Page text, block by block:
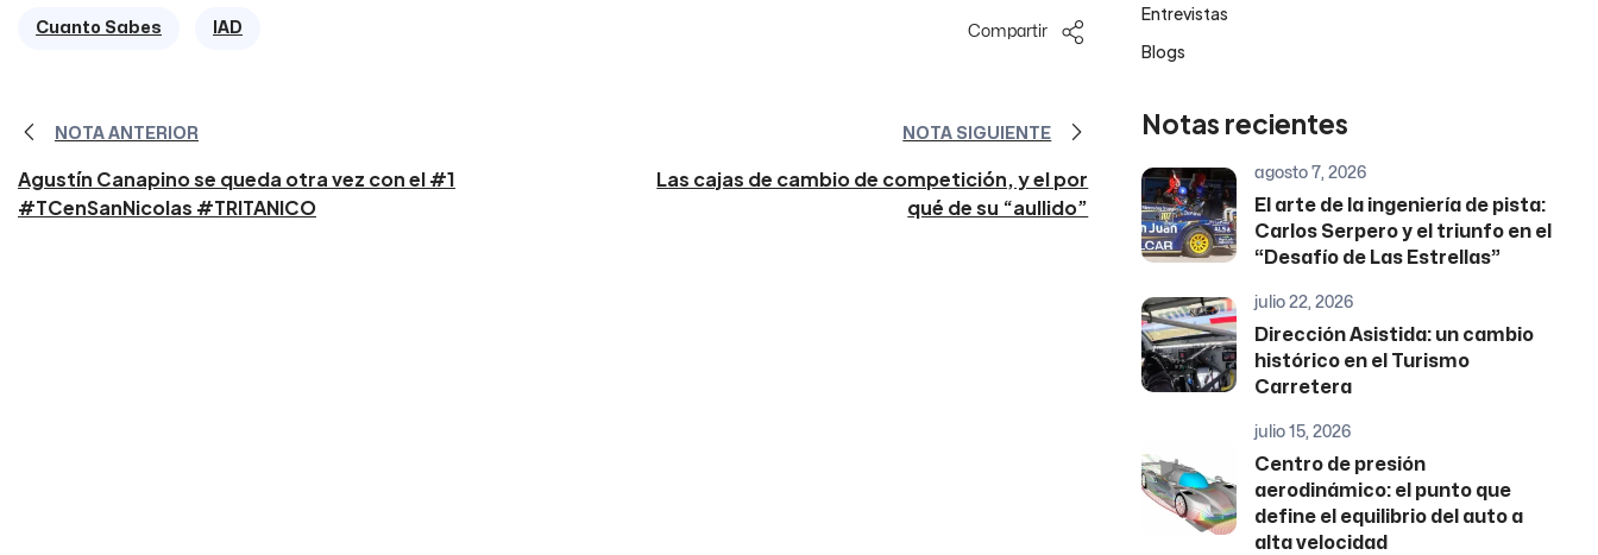
Cuanto Sabes IAD Compartir
NOTA ANTERIOR
Agustín Canapino se queda otra vez con el #1
#TCenSanNicolas #TRITANICO
NOTA SIGUIENTE
Las cajas de cambio de competición, y el por
qué de su “aullido”
Entrevistas
Blogs
Notas recientes
agosto 7, 2026
El arte de la ingeniería de pista:
Carlos Serpero y el triunfo en el
“Desafío de Las Estrellas”
julio 22, 2026
Dirección Asistida: un cambio
histórico en el Turismo
Carretera
julio 15, 2026
Centro de presión
aerodinámico: el punto que
define el equilibrio del auto a
alta velocidad